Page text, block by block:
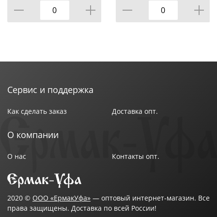
Сервис и поддержка
Как сделать заказ Доставка опт.
О компании
О нас Контакты опт.
2020 © ООО «ЕрмакУфа» — оптовый интернет-магазин. Все
права защищены. Доставка по всей России!